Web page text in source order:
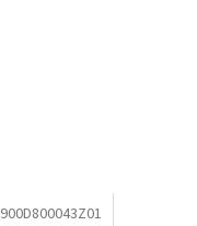
900D800043Z01